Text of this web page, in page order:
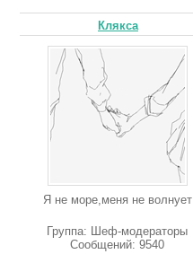
Клякса
Я не море,меня не волнует
Группа: Шеф-модераторы
Сообщений:9540